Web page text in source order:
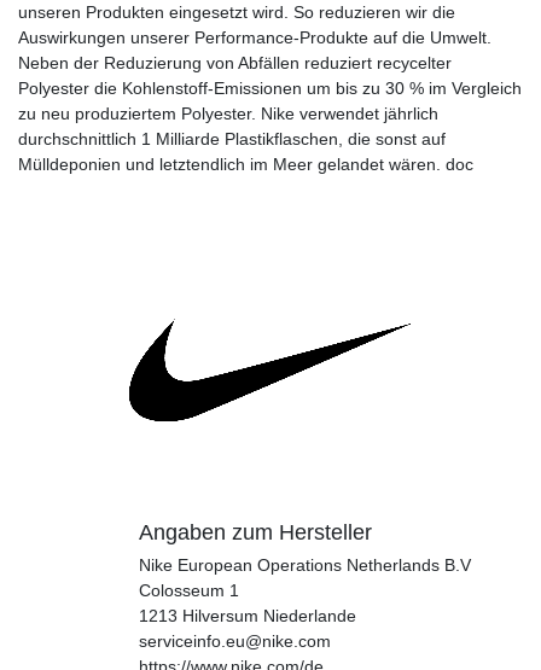
unseren Produkten eingesetzt wird. So reduzieren wir die
Auswirkungen unserer Performance-Produkte auf die Umwelt.
Neben der Reduzierung von Abfällen reduziert recycelter
Polyester die Kohlenstoff-Emissionen um bis zu 30 % im Vergleich
zu neu produziertem Polyester. Nike verwendet jährlich
durchschnittlich 1 Milliarde Plastikflaschen, die sonst auf
Mülldeponien und letztendlich im Meer gelandet wären. doc
Angaben zum Hersteller
Nike European Operations Netherlands B.V
Colosseum 1
1213 Hilversum Niederlande
serviceinfo.eu@nike.com